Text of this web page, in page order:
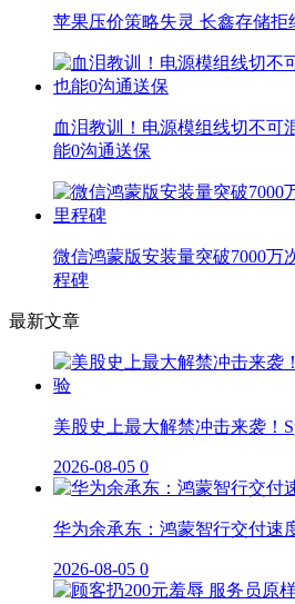
苹果压价策略失灵 长鑫存储拒
血泪教训！电源模组线切不可
能0沟通送保
微信鸿蒙版安装量突破7000万
程碑
最新文章
美股史上最大解禁冲击来袭！
2026-08-05 0
华为余承东：鸿蒙智行交付速
2026-08-05 0